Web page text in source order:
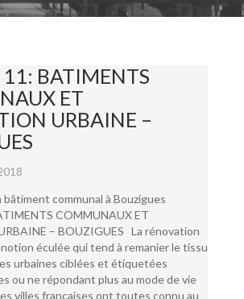
11: BATIMENTS
ET
URBAINE –
bâtiment communal à Bouzigues
COMMUNAUX ET
– BOUZIGUES La rénovation
éculée qui tend à remanier le tissu
urbaines ciblées et étiquetées
ou ne répondant plus au mode de vie
villes françaises ont toutes connu au